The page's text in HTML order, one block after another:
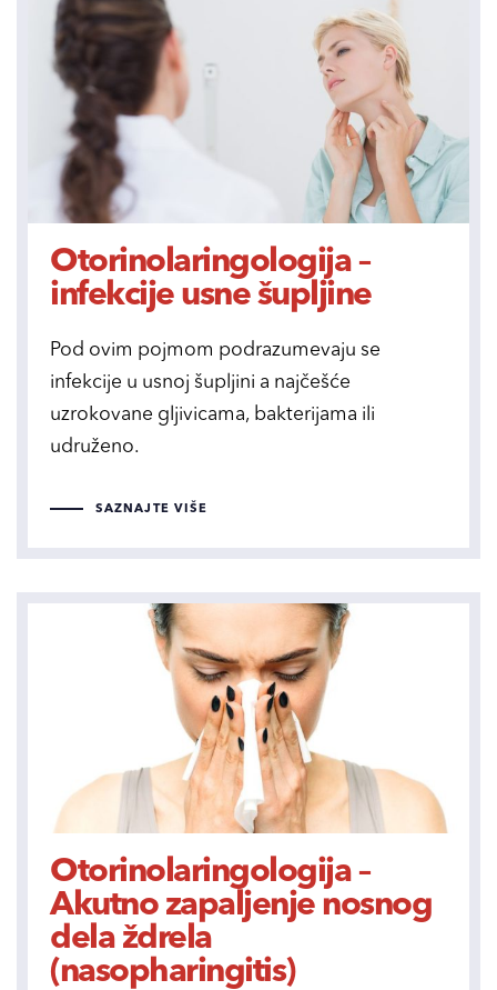
Otorinolaringologija –
infekcije usne šupljine
Pod ovim pojmom podrazumevaju se
infekcije u usnoj šupljini a najčešće
uzrokovane gljivicama, bakterijama ili
udruženo.
SAZNAJTE VIŠE
Otorinolaringologija –
Akutno zapaljenje nosnog
dela ždrela
(nasopharingitis)